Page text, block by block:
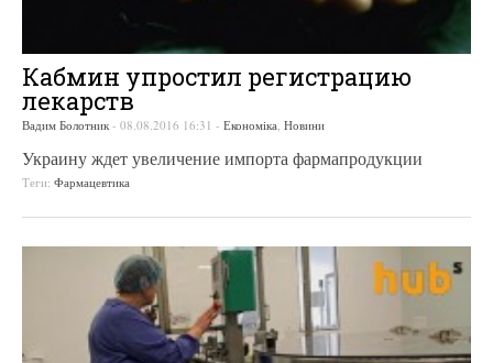
Кабмин упростил регистрацию
лекарств
Вадим Болотник - 08.08.2016 16:31 - Економіка Новини
Украину ждет увеличение импорта фармапродукции
Теги: Фармацевтика